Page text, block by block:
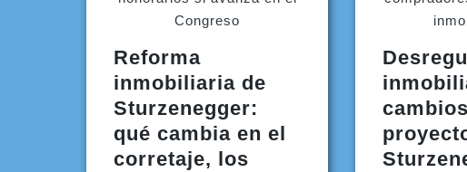
Reforma
inmobiliaria de
Sturzenegger:
qué cambia en el
corretaje, los